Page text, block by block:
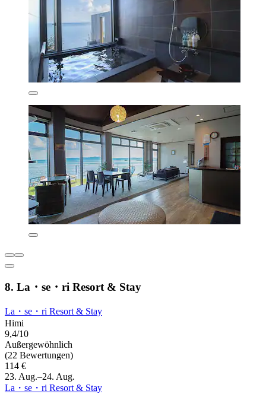
8. La・se・ri Resort & Stay
La・se・ri Resort & Stay
Himi
9,4/10
Außergewöhnlich
(22 Bewertungen)
114 €
23. Aug.–24. Aug.
La・se・ri Resort & Stay